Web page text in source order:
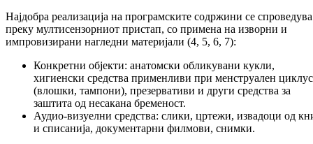
Најдобра реализација на програмските содржини се спроведува
преку мултисензорниот пристап, со примена на изворни и
импровизирани нагледни материјали (4, 5, 6, 7):
Конкретни објекти: анатомски обликувани кукли,
хигиенски средства применливи при менструален циклус
(влошки, тампони), презервативи и други средства за
заштита од несакана бременост.
Аудио-визуелни средства: слики, цртежи, извадоци од
и списанија, документарни филмови, снимки.